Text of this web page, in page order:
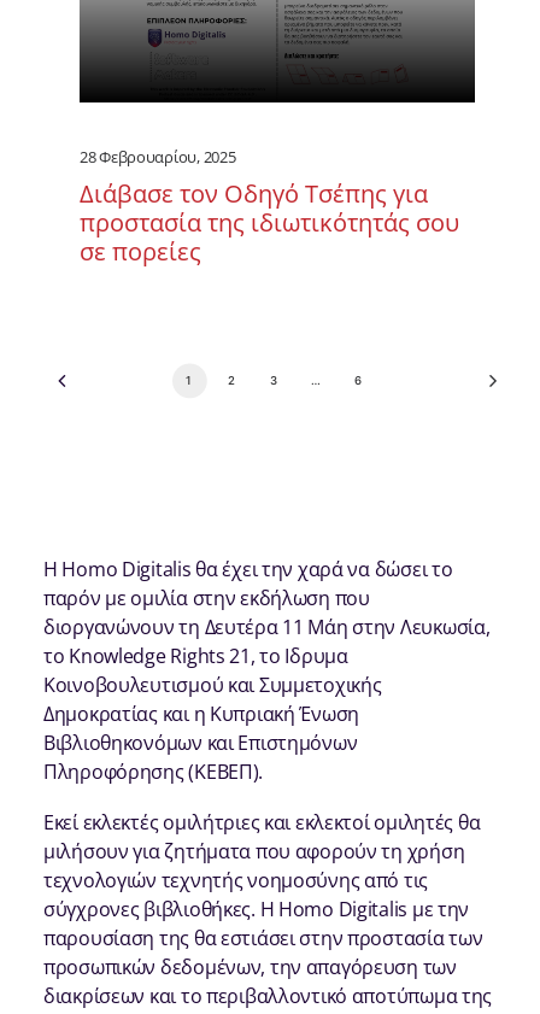
28 Φεβρουαρίου, 2025
Διάβασε τον Οδηγό Τσέπης για
προστασία της ιδιωτικότητάς σου
σε πορείες
1 2 3 … 6
Η Homo Digitalis θα έχει την χαρά να δώσει το
παρόν με ομιλία στην εκδήλωση που
διοργανώνουν τη Δευτέρα 11 Μάη στην Λευκωσία,
το Knowledge Rights 21, το Ιδρυμα
Κοινοβουλευτισμού και Συμμετοχικής
Δημοκρατίας και η Κυπριακή Ένωση
Βιβλιοθηκονόμων και Επιστημόνων
Πληροφόρησης (ΚΕΒΕΠ).
Εκεί εκλεκτές ομιλήτριες και εκλεκτοί ομιλητές θα
μιλήσουν για ζητήματα που αφορούν τη χρήση
τεχνολογιών τεχνητής νοημοσύνης από τις
σύγχρονες βιβλιοθήκες. H Homo Digitalis με την
παρουσίαση της θα εστιάσει στην προστασία των
προσωπικών δεδομένων, την απαγόρευση των
διακρίσεων και το περιβαλλοντικό αποτύπωμα της